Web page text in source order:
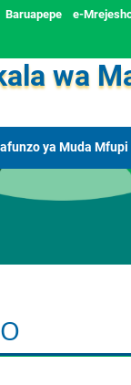
e-
Baruapepe
wa
ya Muda Mfupi